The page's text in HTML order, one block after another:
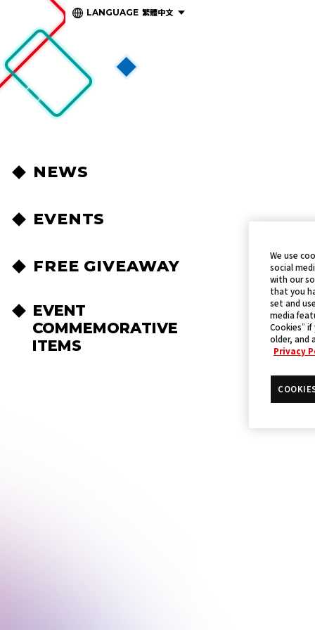
LANGUAGE 繁體中文
NEWS
EVENTS
FREE GIVEAWAY
EVENT
COMMEMORATIVE
ITEMS
We use
social
with our
that you
set and
media
Cookies”
older, and
Privacy